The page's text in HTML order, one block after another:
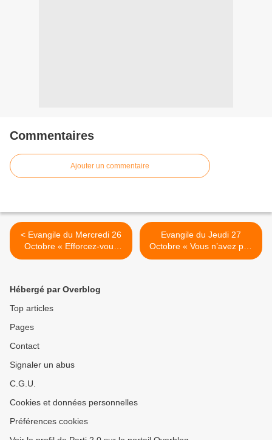
Commentaires
Ajouter un commentaire
< Evangile du Mercredi 26
Octobre « Efforcez-vous
d’entrer par la porte étroite
Evangile du Jeudi 27
Octobre « Vous n’avez pas
voulu ! » (Lc 13, 31-35) >
Hébergé par Overblog
Top articles
Pages
Contact
Signaler un abus
C.G.U.
Cookies et données personnelles
Préférences cookies